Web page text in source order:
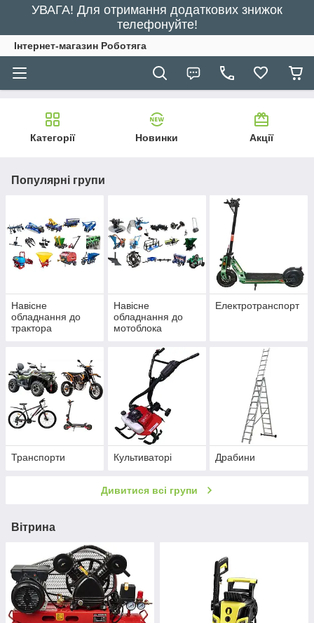
УВАГА! Для отримання додаткових знижок
телефонуйте!
Інтернет-магазин Роботяга
Категорії Новинки Акції
Популярні групи
Навісне
обладнання до
трактора
Навісне
обладнання до
мотоблока
Електротранспорт
Транспорти Культиваторі Драбини
Дивитися всі групи
Вітрина